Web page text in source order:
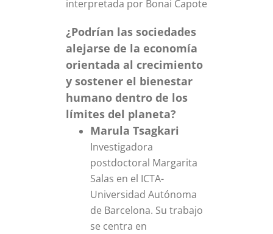
interpretada por Bonai Capote
¿Podrían las sociedades
alejarse de la economía
orientada al crecimiento
y sostener el bienestar
humano dentro de los
límites del planeta?
Marula Tsagkari
Investigadora
postdoctoral Margarita
Salas en el ICTA-
Universidad Autónoma
de Barcelona. Su trabajo
se centra en